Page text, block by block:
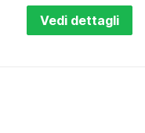
Vedi dettagli